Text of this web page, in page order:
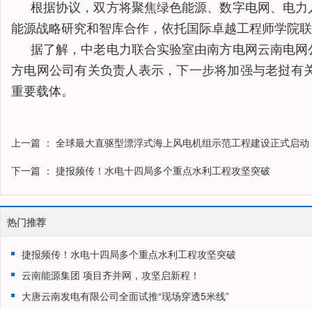
根据协议，双方将聚焦绿色能源、数字电网、电
能源战略研究和智库合作，依托国际卓越工程师学院
据了解，中老电力联合实验室由南方电网云南电
方电网公司有关负责人表示，下一步将加强与老挝
重要载体。
上一篇 ： 全球最大直驱型漂浮式海上风电机组示范工程建设正式启动
下一篇 ： 捷报频传！水电十四局多个重点水利工程攻坚突破
热门推荐
捷报频传！水电十四局多个重点水利工程攻坚突破
云南能源集团 项目齐并网，攻坚启新程！
大唐云南发电有限公司全面试推“现场穿透5米线”